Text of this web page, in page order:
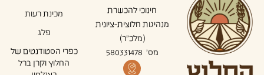
חינוכי להכשרת
מנהיגות חלוצית-ציונית
(מלכ"ר)
מס' 580331478
מכינת רעות
פלג
כפרי הסטודנטים של
החלוץ וקרן ברל